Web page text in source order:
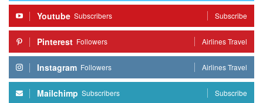
Youtube Subscribers Subscribe
Pinterest Followers Airlines Travel
Instagram Followers Airlines Travel
Mailchimp Subscribers Subscribe